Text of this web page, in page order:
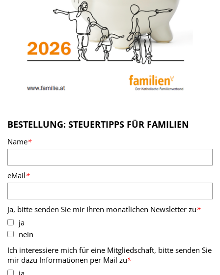
BESTELLUNG: STEUERTIPPS FÜR FAMILIEN
Name*
eMail*
Ja, bitte senden Sie mir Ihren monatlichen Newsletter zu*
ja
nein
Ich interessiere mich für eine Mitgliedschaft, bitte senden Sie
mir dazu Informationen per Mail zu*
ja